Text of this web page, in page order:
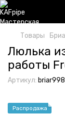
Товары
Люлька
работы
Артикул: briar998
Распродажа